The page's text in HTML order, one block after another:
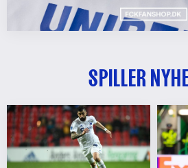
SPILLER